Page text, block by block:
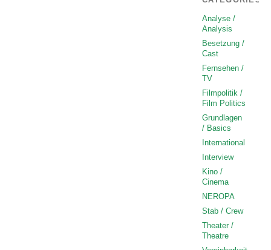
Analyse /
Analysis
Besetzung /
Cast
Fernsehen /
TV
Filmpolitik /
Film Politics
Grundlagen
/ Basics
International
Interview
Kino /
Cinema
NEROPA
Stab / Crew
Theater /
Theatre